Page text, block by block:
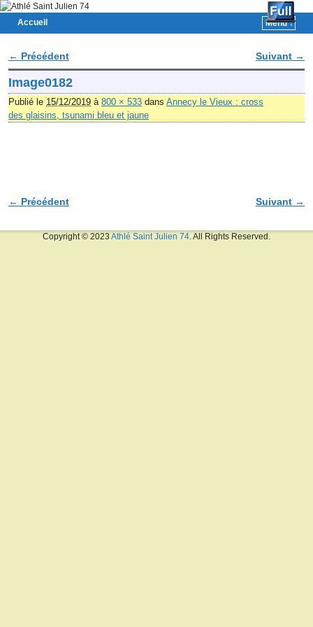
Accueil
Menu ↓
Navigation des images
← Précédent Suivant →
Image0182
Publié le 15/12/2019 à 800 × 533 dans Annecy le Vieux : cross
des glaisins, tsunami bleu et jaune
Navigation des images
← Précédent Suivant →
Copyright © 2023 Athlé Saint Julien 74 . All Rights Reserved.